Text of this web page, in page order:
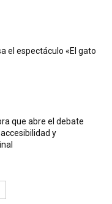
el espectáculo «El gato
que abre el debate
y